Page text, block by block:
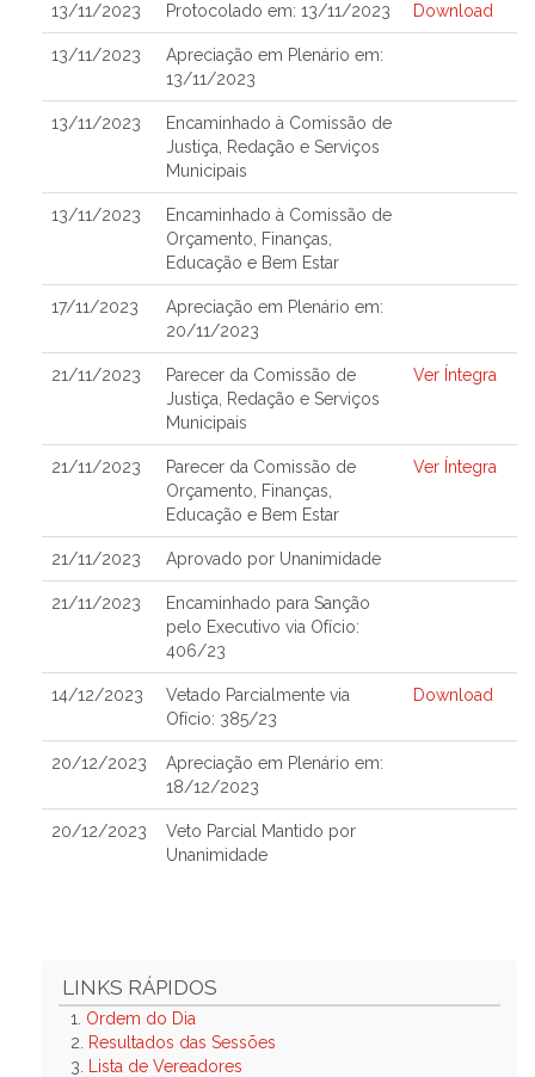
13/11/2023 Protocolado em: 13/11/2023 Download
13/11/2023
Apreciação em Plenário em:
13/11/2023
13/11/2023
Encaminhado à Comissão de
Justiça, Redação e Serviços
Municipais
13/11/2023
Encaminhado à Comissão de
Orçamento, Finanças,
Educação e Bem Estar
17/11/2023
Apreciação em Plenário em:
20/11/2023
21/11/2023
Parecer da Comissão de
Justiça, Redação e Serviços
Municipais
Ver Íntegra
21/11/2023
Parecer da Comissão de
Orçamento, Finanças,
Educação e Bem Estar
Ver Íntegra
21/11/2023 Aprovado por Unanimidade
21/11/2023
Encaminhado para Sanção
pelo Executivo via Ofício:
406/23
14/12/2023
Vetado Parcialmente via
Ofício: 385/23
Download
20/12/2023
Apreciação em Plenário em:
18/12/2023
20/12/2023
Veto Parcial Mantido por
Unanimidade
LINKS RÁPIDOS
1. Ordem do Dia
2.
Resultados das Sessões
3.
Lista de Vereadores